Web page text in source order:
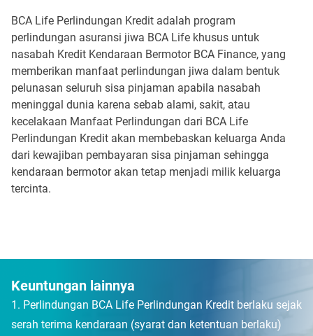
BCA Life Perlindungan Kredit adalah program
perlindungan asuransi jiwa BCA Life khusus untuk
nasabah Kredit Kendaraan Bermotor BCA Finance, yang
memberikan manfaat perlindungan jiwa dalam bentuk
pelunasan seluruh sisa pinjaman apabila nasabah
meninggal dunia karena sebab alami, sakit, atau
kecelakaan Manfaat Perlindungan dari BCA Life
Perlindungan Kredit akan membebaskan keluarga Anda
dari kewajiban pembayaran sisa pinjaman sehingga
kendaraan bermotor akan tetap menjadi milik keluarga
tercinta.
Keuntungan lainnya
Perlindungan BCA Life Perlindungan Kredit berlaku sejak
serah terima kendaraan (syarat dan ketentuan berlaku)